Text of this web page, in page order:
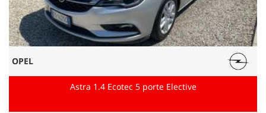
OPEL
Astra 1.4 Ecotec 5 porte Elective